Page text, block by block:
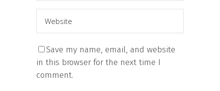
Save my name, email, and website
in this browser for the next time I
comment.